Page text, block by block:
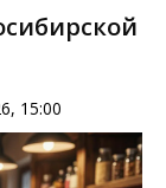
15:00